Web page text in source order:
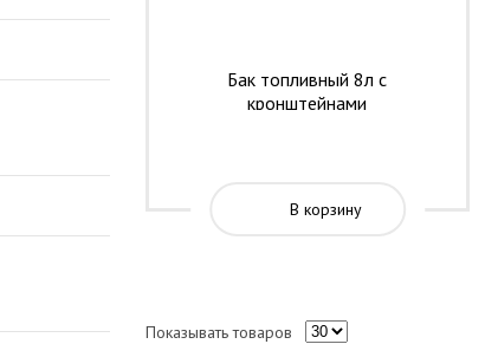
Бак топливный 8л с
кронштейнами
В корзину
Показывать товаров